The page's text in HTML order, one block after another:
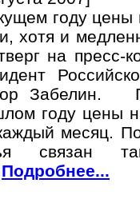
году цены
хотя и
на пресс-
Забелин.
году цены
месяц.
связан
Подробнее...